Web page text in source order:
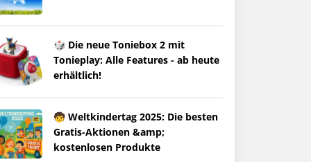
🎲 Die neue Toniebox 2 mit
Tonieplay: Alle Features - ab heute
erhältlich!
🧒 Weltkindertag 2025: Die besten
Gratis-Aktionen &amp;
kostenlosen Produkte